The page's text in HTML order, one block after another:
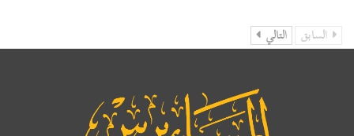
السابق التالي